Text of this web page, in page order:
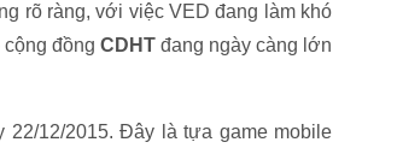
rõ ràng, với việc VED đang làm khó
đồng CDHTđang ngày càng lớn
12/2015. Đây là tựa game mobile